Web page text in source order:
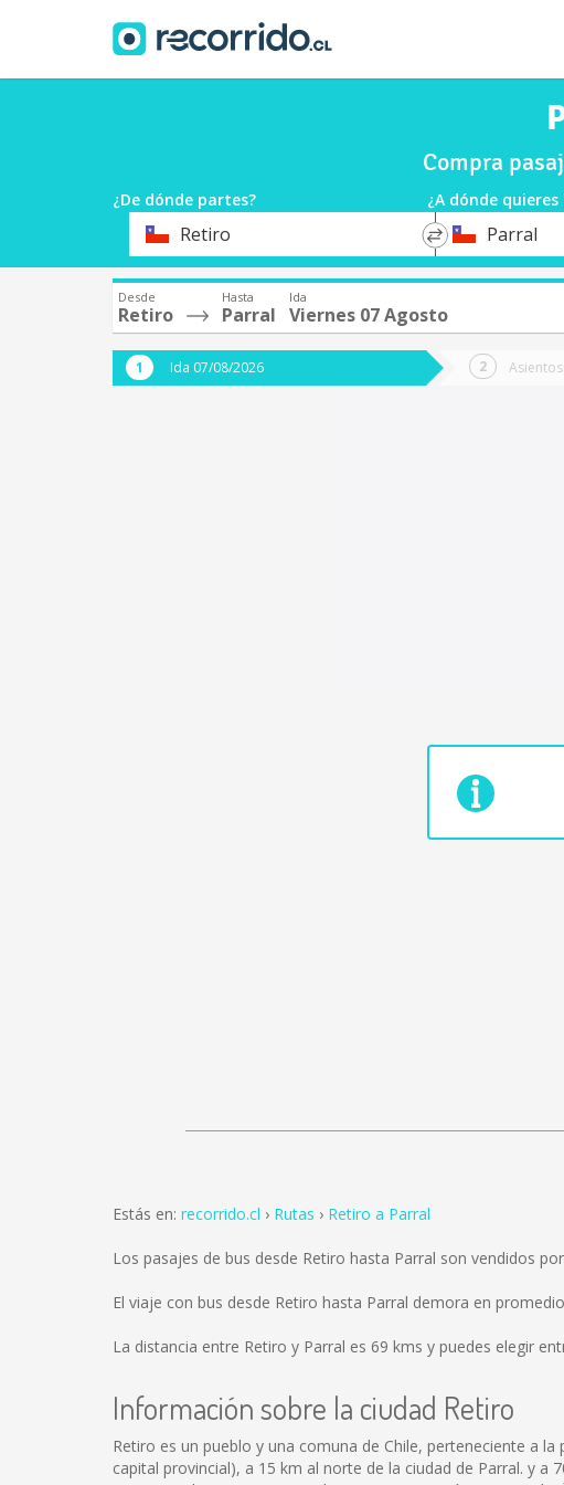
Compra
¿De dónde partes? ¿A dónde quieres
OrigenRetiro
*
DestinoParral
Desde
Retiro
Hasta
Parral
Ida
Viernes 07 Agosto
Ida 07/08/2026 Asientos
Estás en: recorrido.cl Rutas Retiro a Parral
Los pasajes de bus desde Retiro hasta Parral son vendidos por
El viaje con bus desde Retiro hasta Parral demora en
La distancia entre Retiro y Parral es 69 kms y puedes elegir
Información sobre la ciudad Retiro
Retiro es un pueblo y una comuna de Chile, perteneciente a
capital provincial), a 15 km al norte de la ciudad de Parral. y a